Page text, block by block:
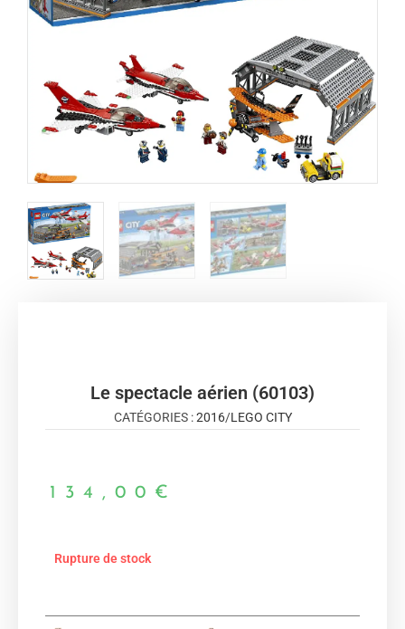
Le spectacle aérien (60103)
CATÉGORIES :2016/LEGO CITY
134,00 €
Rupture de stock